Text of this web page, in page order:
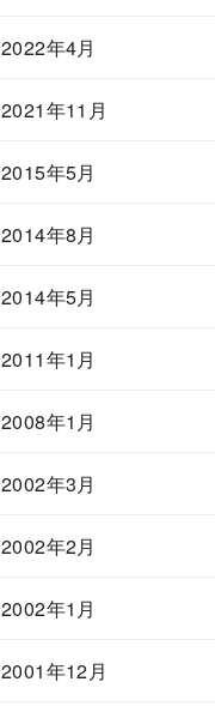
2022年4月
2021年11月
2015年5月
2014年8月
2014年5月
2011年1月
2008年1月
2002年3月
2002年2月
2002年1月
2001年12月